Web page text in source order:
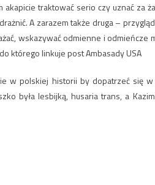
traktować serio czy uznać za
A zarazem także druga –
wskazywać odmienne i
którego linkuje post Ambasady USA
w polskiej historii by dopatrzeć się
była lesbijką, husaria trans, a